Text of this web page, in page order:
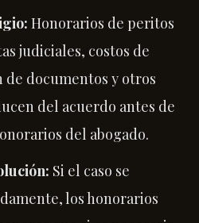
Honorarios de peritos
judiciales, costos de
documentos y otros
del acuerdo antes de
del abogado.
Si el caso se
los honorarios